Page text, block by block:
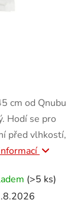
cm od Qnubu
Hodí se pro
před vlhkostí,
(>5 ks)